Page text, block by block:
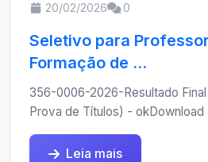
20/02/2026 0
Seletivo para
Formação de ...
356-0006-2026-Resultado
Prova de Títulos) - okDownload
Leia mais